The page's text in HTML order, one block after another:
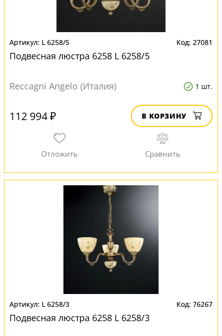
L 6258/5 27081
Подвесная люстра 6258 L 6258/5
Reccagni Angelo (Италия) 1 шт.
112 994 ₽ В КОРЗИНУ
L 6258/3 76267
Подвесная люстра 6258 L 6258/3